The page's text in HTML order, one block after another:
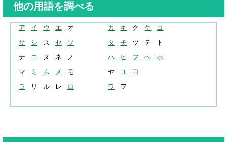
他の用語を調べる
ア イ ウ エ オ カ キ ク ケ
コ
サ
シ ス セ ソ タ チ ツ テ
ト
ナ
ニ ヌ ネ ノ ハ ヒ フ ヘ
ホ
マ
ミ ム メ モ ヤ ユ
ヨ
ラ
リ ル レ ロ ワ ヲ
ケガの治療
症状固定
慰謝料請求
乗用車事故の体験談